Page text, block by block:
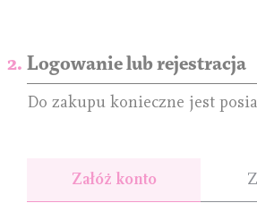
Logowanie lub rejestracja
Do zakupu konieczne jest
Załóż konto